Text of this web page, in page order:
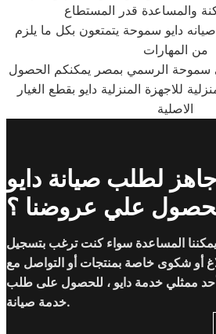
دايو سموحة يتمتعون بكل ما يلزم
من المهارات
سموحة الرسمي بمصر يمكنكم الحصول
للاجهزة المنزلية دايو بقطع الغيار
الاصلية
لطلب صيانة دايو
علي عروضنا ؟
يمكننا المساعدة سواء كنت ترغب بتسجيل
أو شكوى خاصة بمنتجات أو التواصل مع
ممثلي خدمة دايو ، للحصول على طلب
خدمة صيانة.